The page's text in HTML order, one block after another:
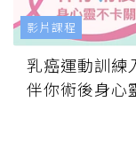
乳癌運動訓練
伴你術後身心
影片課程